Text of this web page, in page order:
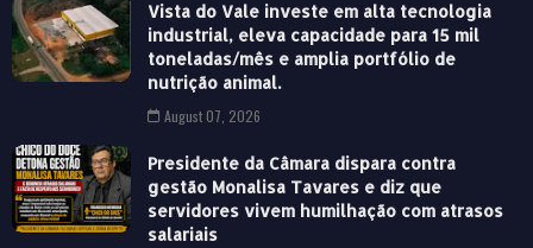
Vista do Vale investe em alta tecnologia
industrial, eleva capacidade para 15 mil
toneladas/mês e amplia portfólio de
nutrição animal.
August 07, 2026
Presidente da Câmara dispara contra
gestão Monalisa Tavares e diz que
servidores vivem humilhação com atrasos
salariais